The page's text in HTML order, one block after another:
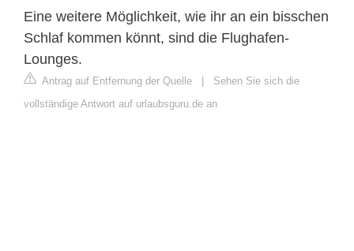
Eine weitere Möglichkeit, wie ihr an ein bisschen
Schlaf kommen könnt, sind die Flughafen-
Lounges.
Antrag auf Entfernung der Quelle | Sehen Sie sich die
vollständige Antwort auf urlaubsguru.de an